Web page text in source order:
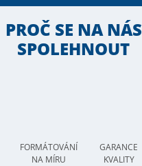
PROČ SE NA NÁS
SPOLEHNOUT
FORMÁTOVÁNÍ
NA MÍRU
GARANCE
KVALITY